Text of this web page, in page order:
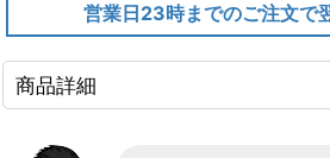
営業日23時までのご注文で
商品詳細